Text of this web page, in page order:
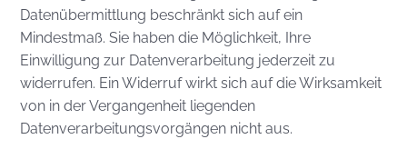
Datenübermittlung beschränkt sich auf ein
Mindestmaß. Sie haben die Möglichkeit, Ihre
Einwilligung zur Datenverarbeitung jederzeit zu
widerrufen. Ein Widerruf wirkt sich auf die Wirksamkeit
von in der Vergangenheit liegenden
Datenverarbeitungsvorgängen nicht aus.